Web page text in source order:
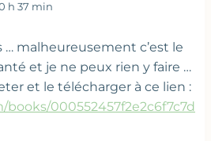
h 37 min
… malheureusement c’est le
et je ne peux rien y faire …
et le télécharger à ce lien :
books/000552457f2e2c6f7c7d